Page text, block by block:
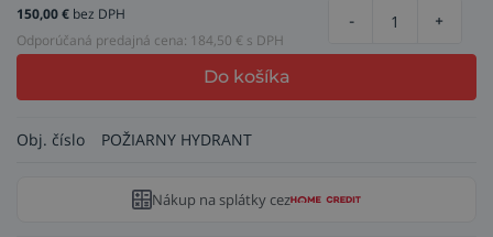
150,00€ bez DPH
Odporúčaná predajná cena: 184,50 € s DPH
- +
Do košíka
Obj. číslo POŽIARNY HYDRANT
Nákup na splátky cez